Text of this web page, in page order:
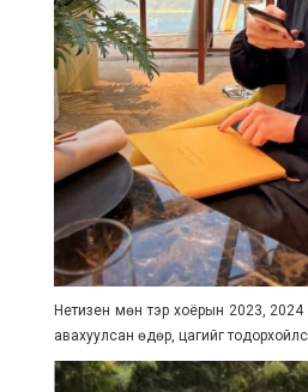
Нетизен мөн тэр хоёрын 2023, 2024
авахуулсан өдөр, цагийг